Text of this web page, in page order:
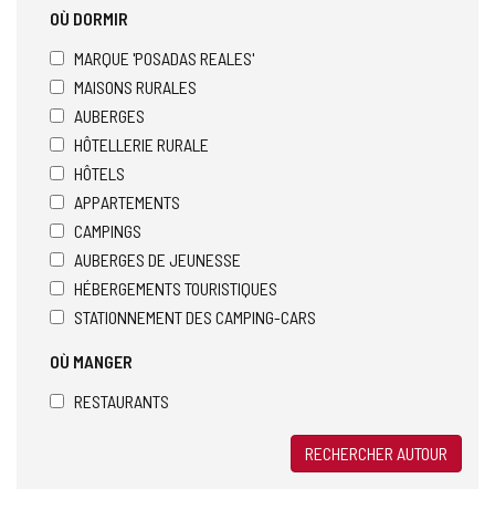
OÙ DORMIR
MARQUE 'POSADAS REALES'
MAISONS RURALES
AUBERGES
HÔTELLERIE RURALE
HÔTELS
APPARTEMENTS
CAMPINGS
AUBERGES DE JEUNESSE
HÉBERGEMENTS TOURISTIQUES
STATIONNEMENT DES CAMPING-CARS
OÙ MANGER
RESTAURANTS
RECHERCHER AUTOUR